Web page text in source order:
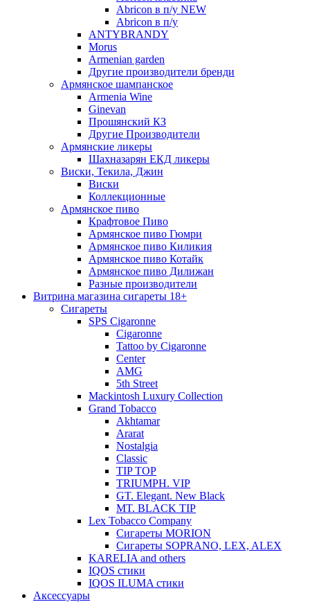
Abricon в п/у NEW
Abricon в п/у
ANTYBRANDY
Morus
Armenian garden
Другие производители бренди
Армянское шампанское
Armenia Wine
Ginevan
Прошянский КЗ
Другие Производители
Армянские ликеры
Шахназарян ЕКД ликеры
Виски, Текила, Джин
Виски
Коллекционные
Армянское пиво
Крафтовое Пиво
Армянское пиво Гюмри
Армянское пиво Киликия
Армянское пиво Котайк
Армянское пиво Дилижан
Разные производители
Витрина магазина сигареты 18+
Cигареты
SPS Cigaronne
Сigaronne
Tattoo by Cigaronne
Center
AMG
5th Street
Mackintosh Luxury Collection
Grand Tobacco
Akhtamar
Ararat
Nostalgia
Classic
TIP TOP
TRIUMPH. VIP
GT. Elegant. New Black
MT. BLACK TIP
Lex Tobacco Company
Сигареты MORION
Сигареты SOPRANO, LEX, ALEX
KARELIA and others
IQOS стики
IQOS ILUMA стики
Аксессуары